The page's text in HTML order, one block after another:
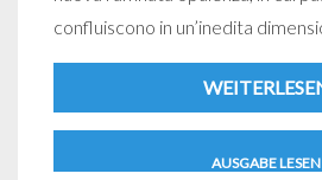
confluiscono in un’inedita
AUSGABE LESEN